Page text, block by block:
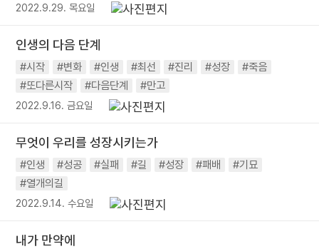
2022.9.29. 목요일
인생의 다음 단계
#시작 #변화 #인생 #최선 #진리 #성장
#죽음
#또다른시작
#다음단계 #만고
2022.9.16. 금요일
무엇이 우리를 성장시키는가
#인생 #성공 #실패 #길 #성장 #패배
#기묘
#열개의길
2022.9.14. 수요일
내가 만약에